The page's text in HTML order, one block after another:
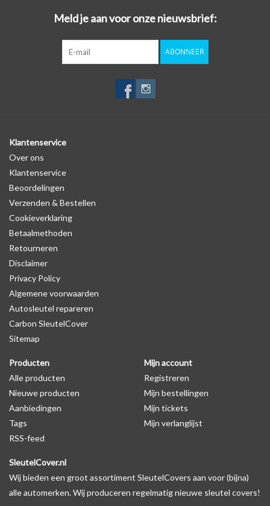
Meld je aan voor onze nieuwsbrief:
ABONNEER
Klantenservice
Over ons
Klantenservice
Beoordelingen
Verzenden & Bestellen
Cookieverklaring
Betaalmethoden
Retourneren
Disclaimer
Privacy Policy
Algemene voorwaarden
Autosleutel repareren
Carbon SleutelCover
Sitemap
Producten
Alle producten
Nieuwe producten
Aanbiedingen
Tags
RSS-feed
Mijn account
Registreren
Mijn bestellingen
Mijn tickets
Mijn verlanglijst
SleutelCover.nl
Wij bieden een groot assortiment SleutelCovers aan voor (bijna)
alle automerken. Wij produceren regelmatig nieuwe sleutel covers!